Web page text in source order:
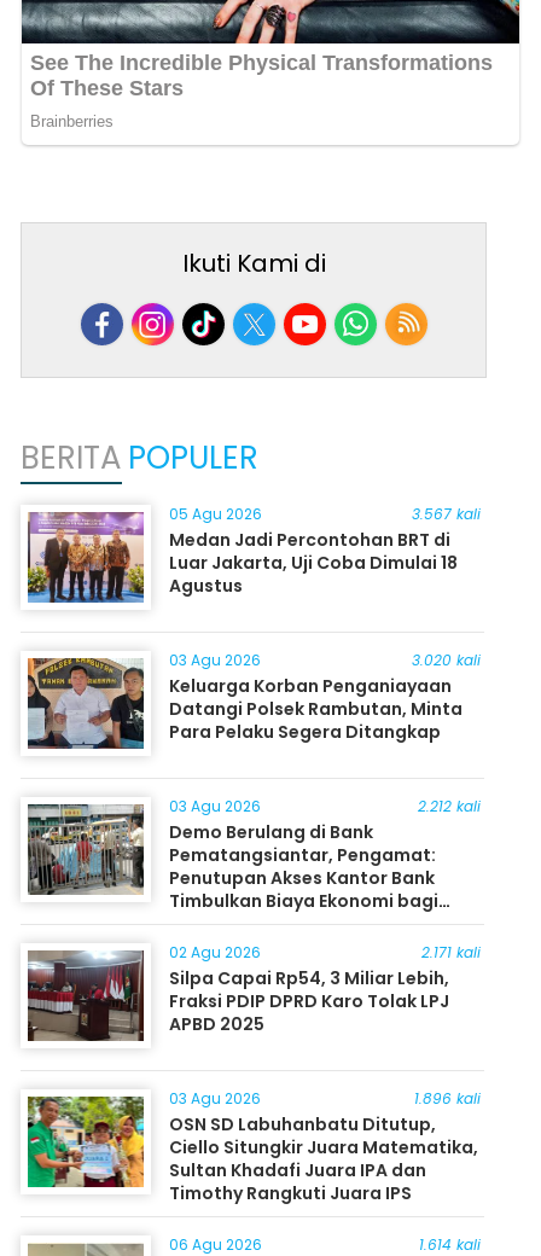
Ikuti Kami di
BERITA POPULER
05 Agu 2026 3.567 kali
Medan Jadi Percontohan BRT di
Luar Jakarta, Uji Coba Dimulai 18
Agustus
03 Agu 2026 3.020 kali
Keluarga Korban Penganiayaan
Datangi Polsek Rambutan, Minta
Para Pelaku Segera Ditangkap
03 Agu 2026 2.212 kali
Demo Berulang di Bank
Pematangsiantar, Pengamat:
Penutupan Akses Kantor Bank
Timbulkan Biaya Ekonomi bagi
Masyarakat
02 Agu 2026 2.171 kali
Silpa Capai Rp54, 3 Miliar Lebih,
Fraksi PDIP DPRD Karo Tolak LPJ
APBD 2025
03 Agu 2026 1.896 kali
OSN SD Labuhanbatu Ditutup,
Ciello Situngkir Juara Matematika,
Sultan Khadafi Juara IPA dan
Timothy Rangkuti Juara IPS
06 Agu 2026 1.614 kali